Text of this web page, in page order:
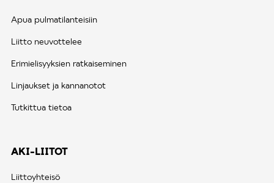
Apua pulmatilanteisiin
Liitto neuvottelee
Erimielisyyksien ratkaiseminen
Linjaukset ja kannanotot
Tutkittua tietoa
AKI-LIITOT
Liittoyhteisö